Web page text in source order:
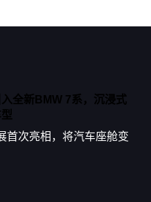
全新BMW 7系，沉浸式
首次亮相，将汽车座舱变